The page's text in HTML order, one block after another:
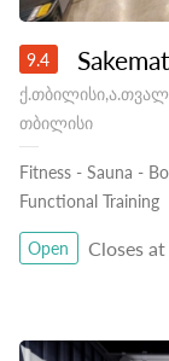
9.4
თბილისი
Fitness - Sauna -
Functional Training
Open Closes